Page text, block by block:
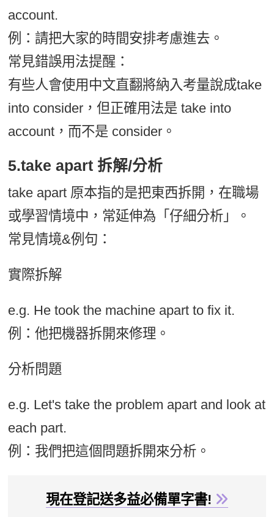
account.
例：請把大家的時間安排考慮進去。
常見錯誤用法提醒：
有些人會使用中文直翻將納入考量說成take
into consider，但正確用法是 take into
account，而不是 consider。
5.take apart 拆解/分析
take apart 原本指的是把東西拆開，在職場
或學習情境中，常延伸為「仔細分析」。
常見情境&例句：
實際拆解
e.g. He took the machine apart to fix it.
例：他把機器拆開來修理。
分析問題
e.g. Let's take the problem apart and look at
each part.
例：我們把這個問題拆開來分析。
現在登記送多益必備單字書!